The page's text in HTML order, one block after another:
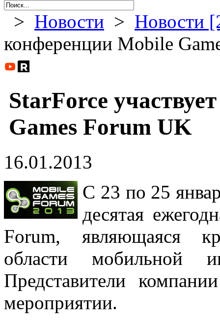
> Новости > Новости
конференции Mobile
StarForce
Games Forum UK
16.01.2013
С 23 по 25
десятая
Forum, являющаяся
области мобильной
Представители
мероприятии.